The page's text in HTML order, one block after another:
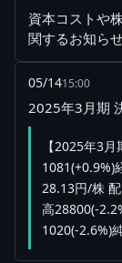
資本コストや
関するお知ら
05/1415:00
2025年3月期
【2025年3
1081(+0.9%)
28.13円/株
高28800(-
1020(-2.6%)